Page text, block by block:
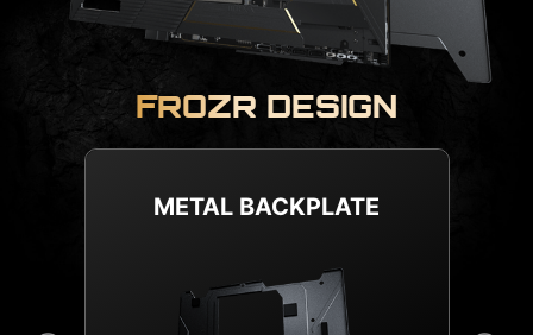
FROZR DESIGN
COMBO FAN HEADER